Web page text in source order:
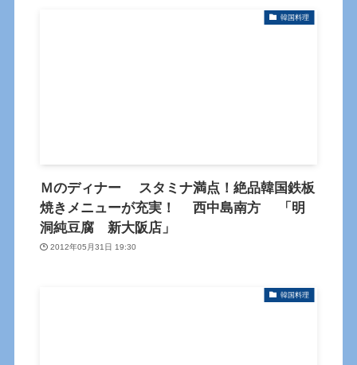
韓国料理
Ｍのディナー スタミナ満点！絶品韓国鉄板
焼きメニューが充実！ 西中島南方 「明
洞純豆腐 新大阪店」
2012年05月31日 19:30
韓国料理